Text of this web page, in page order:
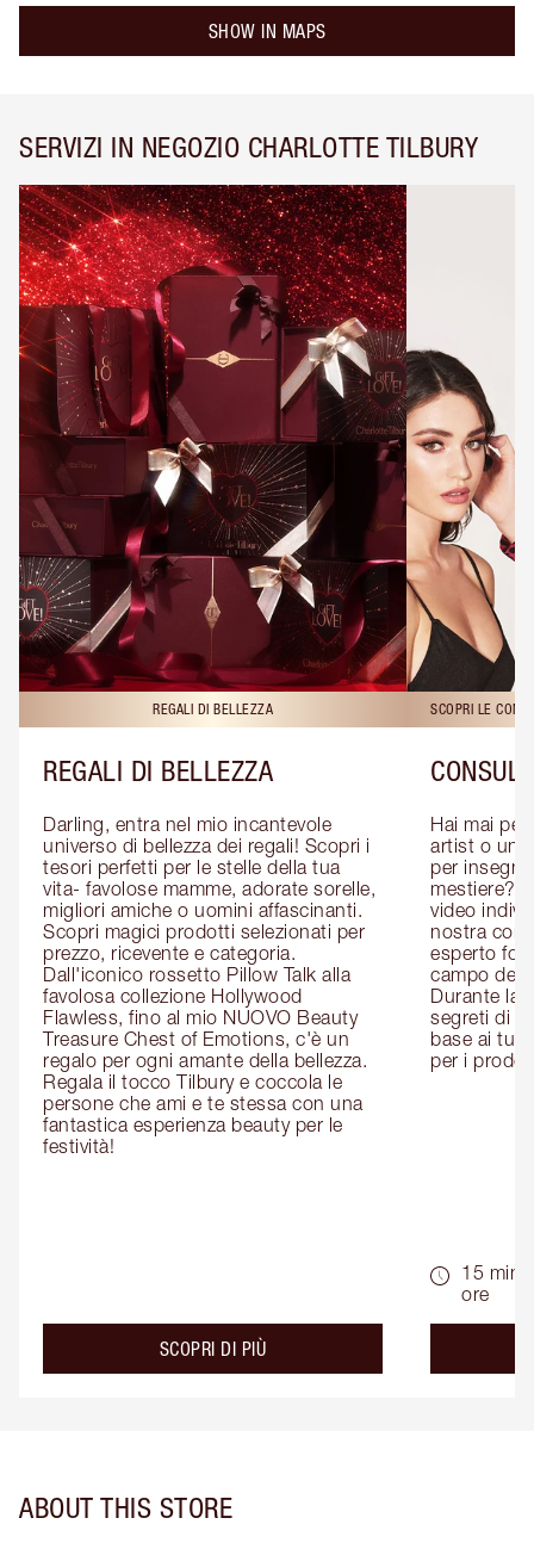
SHOW IN MAPS
SERVIZI IN NEGOZIO CHARLOTTE TILBURY
REGALI DI BELLEZZA
REGALI DI BELLEZZA
Darling, entra nel mio incantevole
universo di bellezza dei regali! Scopri i
tesori perfetti per le stelle della tua
vita- favolose mamme, adorate sorelle,
migliori amiche o uomini affascinanti.
Scopri magici prodotti selezionati per
prezzo, ricevente e categoria.
Dall'iconico rossetto Pillow Talk alla
favolosa collezione Hollywood
Flawless, fino al mio NUOVO Beauty
Treasure Chest of Emotions, c'è un
regalo per ogni amante della bellezza.
Regala il tocco Tilbury e coccola le
persone che ami e te stessa con una
fantastica esperienza beauty per le
festività!
SCOPRI DI PIÙabout the
SCOPRI LE
Hai mai
artist o un
per
mestiere?
video
nostra
esperto
campo del
Durante la
segreti di
base ai
per i
15 min
ore
ABOUT THIS STORE